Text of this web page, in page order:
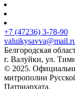
+7 (47236) 3-78-90
Белгородская
г. Валуйки, ул.
© 2025.
митрополии
Патриархата.